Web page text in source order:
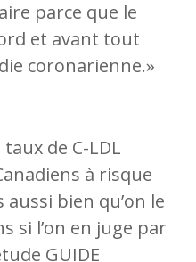
parce que le
et avant tout
coronarienne.»
de C-LDL
à risque
bien qu’on le
si l’on en juge par
GUIDE